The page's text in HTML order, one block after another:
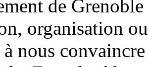
de
organisation
nous